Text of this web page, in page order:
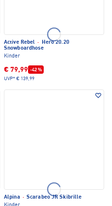
Active Rebel ·
Hero 20.20
Snowboardhose
Kinder
€ 79,99 -42 %
UVP* € 139,99
Alpina · Scarabeo JR Skibrille